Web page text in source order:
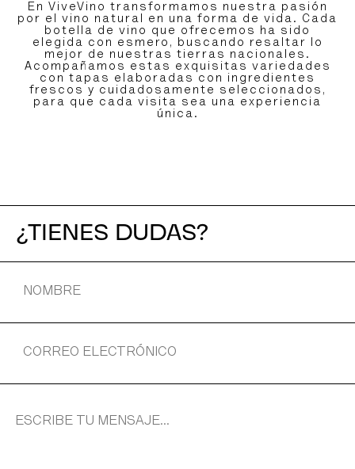
En ViveVino transformamos nuestra pasión
por el vino natural en una forma de vida. Cada
botella de vino que ofrecemos ha sido
elegida con esmero, buscando resaltar lo
mejor de nuestras tierras nacionales.
Acompañamos estas exquisitas variedades
con tapas elaboradas con ingredientes
frescos y cuidadosamente seleccionados,
para que cada visita sea una experiencia
única.
¿TIENES DUDAS?